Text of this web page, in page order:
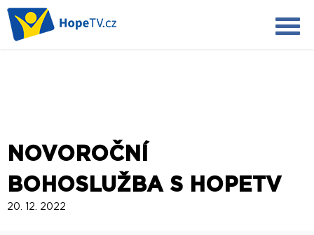
NOVOROČNÍ
BOHOSLUŽBA S HOPETV
20. 12. 2022